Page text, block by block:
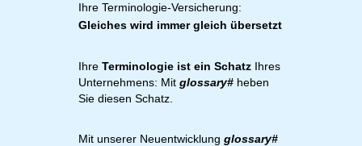
Ihre Terminologie-Versicherung:
Gleiches wird immer gleich übersetzt
Ihre Terminologie ist ein Schatz Ihres
Unternehmens: Mit glossary# heben
Sie diesen Schatz.
Mit unserer Neuentwicklung glossary#